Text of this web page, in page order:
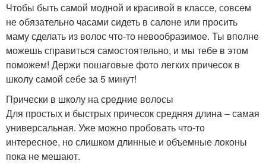
Чтобы быть самой модной и красивой в классе, совсем
не обязательно часами сидеть в салоне или просить
маму сделать из волос что-то невообразимое. Ты вполне
можешь справиться самостоятельно, и мы тебе в этом
поможем! Держи пошаговые фото легких причесок в
школу самой себе за 5 минут!
Прически в школу на средние волосы
Для простых и быстрых причесок средняя длина – самая
универсальная. Уже можно пробовать что-то
интересное, но слишком длинные и объемные локоны
пока не мешают.